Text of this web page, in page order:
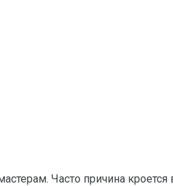
Часто причина кроется